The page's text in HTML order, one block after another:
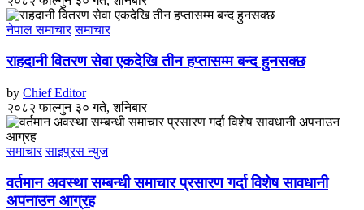
नेपाल समाचार समाचार
राहदानी वितरण सेवा एकदेखि तीन हप्तासम्म बन्द हुनसक्छ
by Chief Editor
२०८२ फाल्गुन ३० गते, शनिबार
समाचार साइप्रस न्युज
वर्तमान अवस्था सम्बन्धी समाचार प्रसारण गर्दा विशेष सावधानी
अपनाउन आग्रह